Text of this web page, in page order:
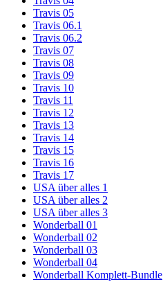
Travis 05
Travis 06.1
Travis 06.2
Travis 07
Travis 08
Travis 09
Travis 10
Travis 11
Travis 12
Travis 13
Travis 14
Travis 15
Travis 16
Travis 17
USA über alles 1
USA über alles 2
USA über alles 3
Wonderball 01
Wonderball 02
Wonderball 03
Wonderball 04
Wonderball Komplett-Bundle